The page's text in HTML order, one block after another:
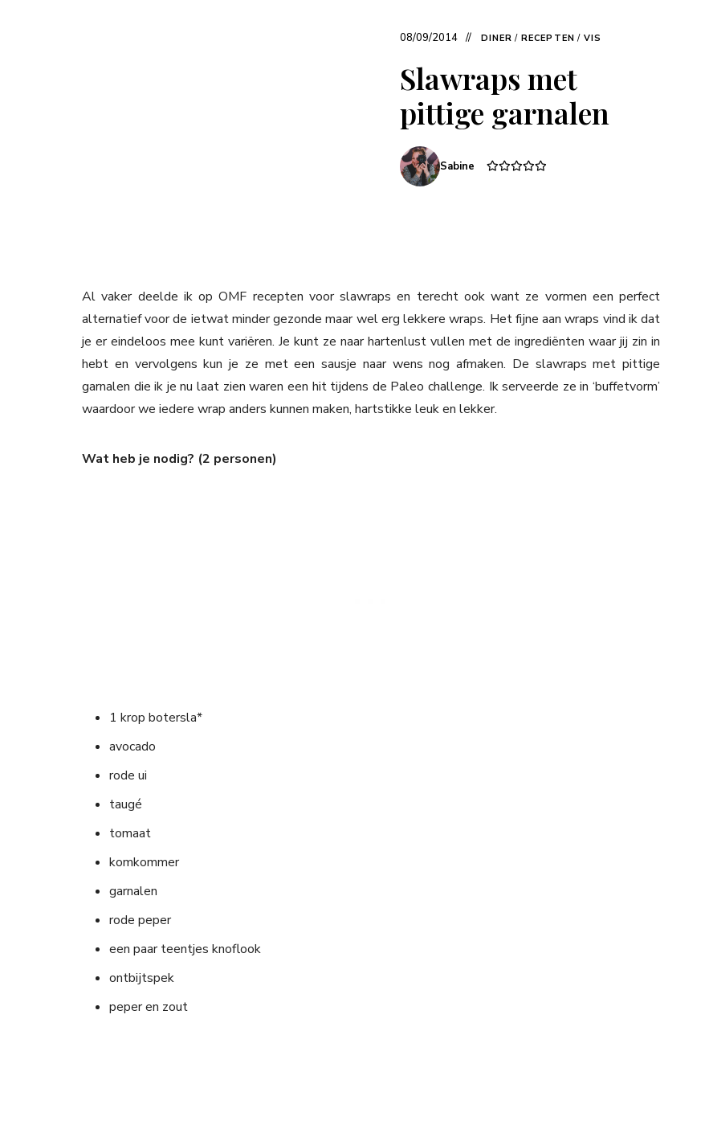
08/09/2014 DINER / RECEPTEN / VIS
Slawraps met
pittige garnalen
Sabine
Al vaker deelde ik op OMF recepten voor slawraps en terecht ook want ze vormen een perfect
alternatief voor de ietwat minder gezonde maar wel erg lekkere wraps. Het fijne aan wraps vind ik dat
je er eindeloos mee kunt variëren. Je kunt ze naar hartenlust vullen met de ingrediënten waar jij zin in
hebt en vervolgens kun je ze met een sausje naar wens nog afmaken. De slawraps met pittige
garnalen die ik je nu laat zien waren een hit tijdens de Paleo challenge. Ik serveerde ze in ‘buffetvorm’
waardoor we iedere wrap anders kunnen maken, hartstikke leuk en lekker.
Wat heb je nodig? (2 personen)
1 krop botersla*
avocado
rode ui
taugé
tomaat
komkommer
garnalen
rode peper
een paar teentjes knoflook
ontbijtspek
peper en zout